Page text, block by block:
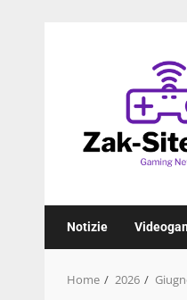
Notizie
Home 2026